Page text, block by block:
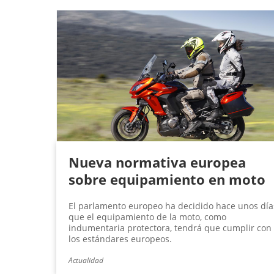
Nueva normativa europea
sobre equipamiento en moto
El parlamento europeo ha decidido hace unos
que el equipamiento de la moto, como
indumentaria protectora, tendrá que cumplir con
los estándares europeos.
Actualidad